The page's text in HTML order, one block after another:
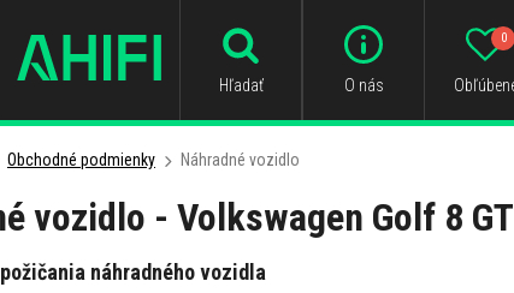
Hľadať O nás
0
Obchodné podmienky Náhradné vozidlo
vozidlo - Volkswagen Golf 8
náhradného vozidla